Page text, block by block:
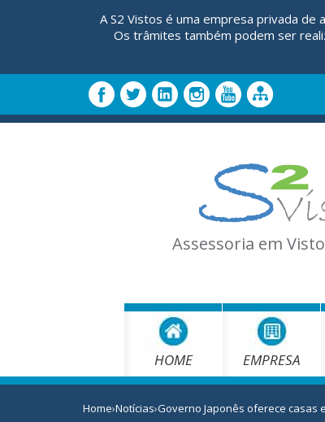
A S2 Vistos é uma empresa privada
Os trâmites também podem ser
Assessoria em
HOME EMPRESA
Home›Notícias›Governo Japonês oferece casas